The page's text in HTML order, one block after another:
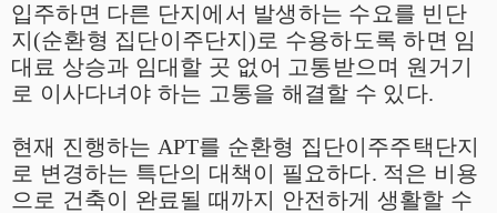
입주하면 다른 단지에서 발생하는 수요를 빈단
지 (순환형 집단이주단지)로 수용하도록 하면 임
대료 상승과 임대할 곳 없어 고통받으며 원거기
로 이사다녀야 하는 고통을 해결할 수 있다.
현재 진행하는 APT를 순환형 집단이주주택단지
로 변경하는 특단의 대책이 필요하다. 적은 비용
으로 건축이 완료될 때까지 안전하게 생활할 수